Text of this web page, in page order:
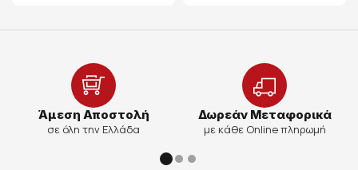
Άμεση Αποστολή
σε όλη την Ελλάδα
Δωρεάν Μεταφορικά
με κάθε Online πληρωμή